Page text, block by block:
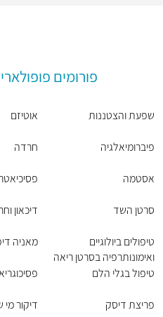
פורומים
שפעת והצטננות
פיברומיאלגיה
אסטמה
סרטן השד
טיפולים ביולוגיים
ואימונותרפיה בסרטן ריאה
טיפול בגלי הלם
פריצת דיסק
אוטיזם
חרדה
דיכאון
מאניה
דיקור מי